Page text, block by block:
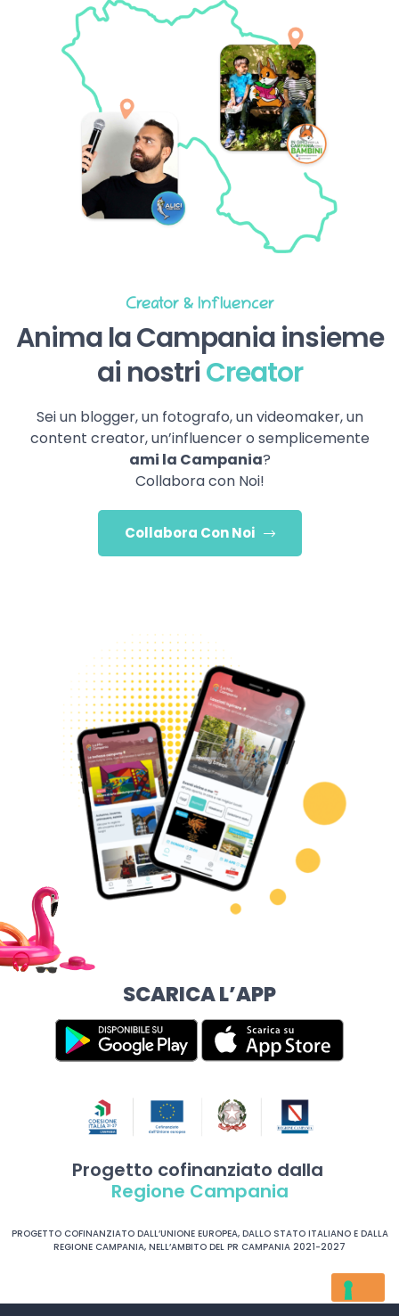
Creator & Influencer
Anima la Campania insieme
ai nostriCreator
Sei un blogger, un fotografo, un videomaker, un
content creator, un’influencer o semplicemente
ami la Campania?
Collabora con Noi!
Collabora Con Noi
SCARICA L’APP
Progetto cofinanziato dalla
Regione Campania
PROGETTO COFINANZIATO DALL’UNIONE EUROPEA, DALLO STATO ITALIANO E DALLA
REGIONE CAMPANIA, NELL’AMBITO DEL PR CAMPANIA 2021-2027